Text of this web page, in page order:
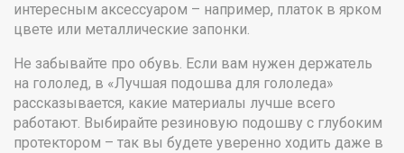
интересным аксессуаром – например, платок в ярком
цвете или металлические запонки.
Не забывайте про обувь. Если вам нужен держатель
на гололед, в «Лучшая подошва для гололеда»
рассказывается, какие материалы лучше всего
работают. Выбирайте резиновую подошву с глубоким
протектором – так вы будете уверенно ходить даже в